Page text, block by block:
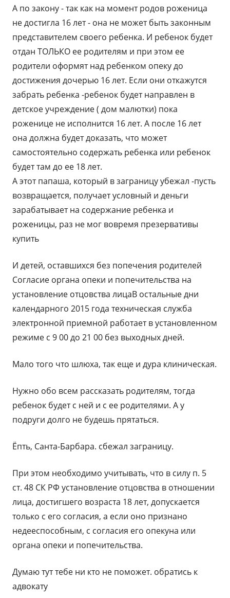
А по закону - так как на момент родов роженица
не достигла 16 лет - она не может быть законным
представителем своего ребенка. И ребенок будет
отдан ТОЛЬКО ее родителям и при этом ее
родители оформят над ребенком опеку до
достижения дочерью 16 лет. Если они откажутся
забрать ребенка -ребенок будет направлен в
детское учреждение ( дом малютки) пока
роженице не исполнится 16 лет. А после 16 лет
она должна будет доказать, что может
самостоятельно содержать ребенка или ребенок
будет там до ее 18 лет.
А этот папаша, который в заграницу убежал -пусть
возвращается, получает условный и деньги
зарабатывает на содержание ребенка и
роженицы, раз не мог вовремя презервативы
купить
И детей, оставшихся без попечения родителей
Согласие органа опеки и попечительства на
установление отцовства лицаВ остальные дни
календарного 2015 года техническая служба
электронной приемной работает в установленном
режиме с 9 00 до 21 00 без выходных дней.
Мало того что шлюха, так еще и дура клиническая.
Нужно обо всем рассказать родителям, тогда
ребенок будет с ней и с ее родителями. А у
подруги долго не будешь прятаться.
Ёпть, Санта-Барбара. сбежал заграницу.
При этом необходимо учитывать, что в силу п. 5
ст. 48 СК РФ установление отцовства в отношении
лица, достигшего возраста 18 лет, допускается
только с его согласия, а если оно признано
недееспособным, с согласия его опекуна или
органа опеки и попечительства.
Думаю тут тебе ни кто не поможет. обратись к
адвокату